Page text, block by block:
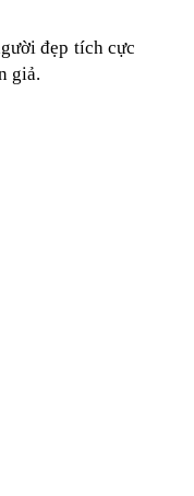
đẹp tích cực
giả.